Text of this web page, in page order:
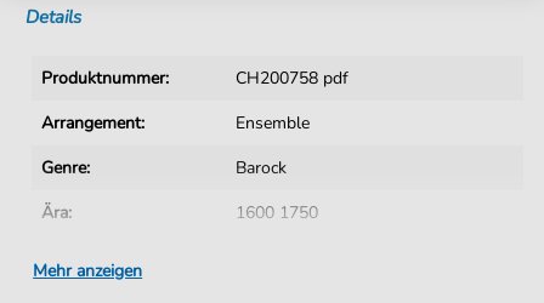
Details
Produktnummer:
CH200758 pdf
Arrangement:
Ensemble
Genre:
Barock
Ära:
1600 1750
Ensemble:
Mehr anzeigen